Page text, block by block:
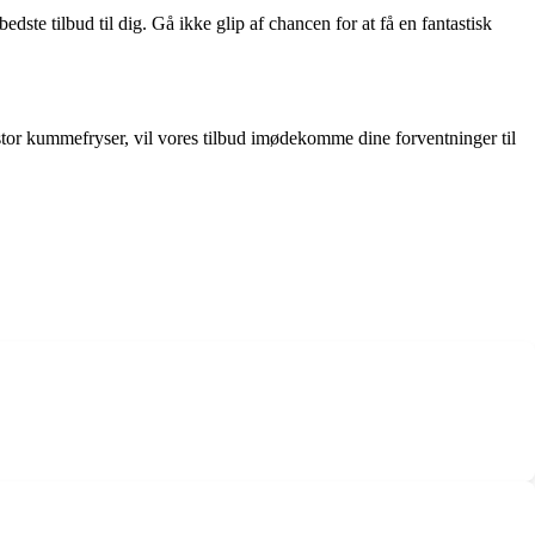
tilbud til dig. Gå ikke glip af chancen for at få en fantastisk
kummefryser, vil vores tilbud imødekomme dine forventninger til